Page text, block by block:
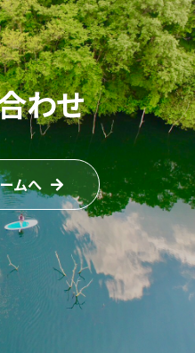
わせ
ムへ